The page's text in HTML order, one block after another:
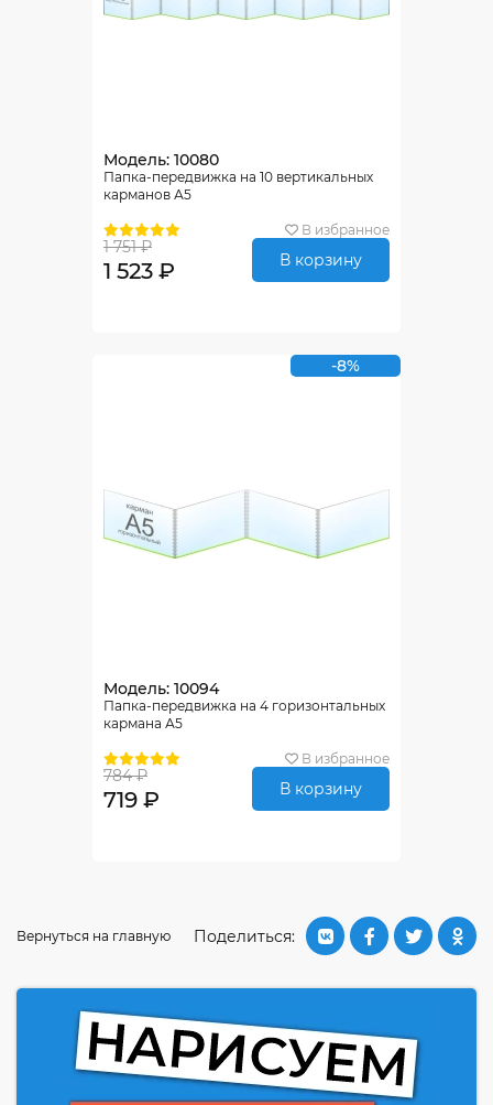
Модель: 10080
Папка-передвижка на 10 вертикальных
карманов А5
В избранное
1 751 ₽
1 523 ₽ В корзину
-8%
Модель: 10094
Папка-передвижка на 4 горизонтальных
кармана А5
В избранное
784 ₽
719 ₽ В корзину
Поделиться:
Вернуться на главную